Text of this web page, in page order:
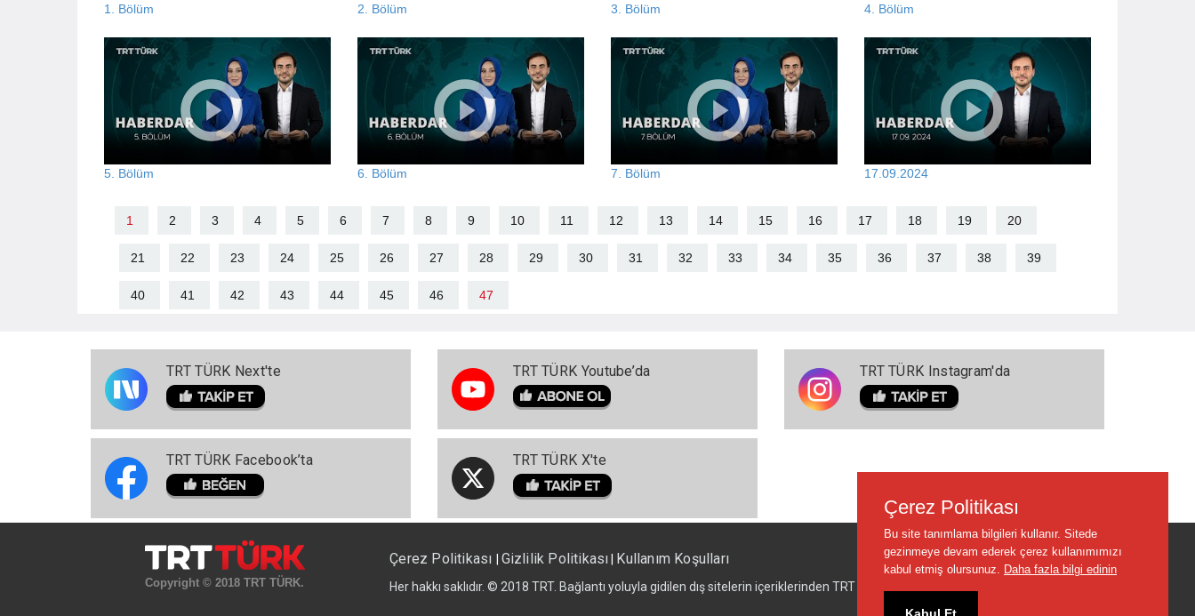
1. Bölüm 2. Bölüm 3. Bölüm 4. Bölüm
5. Bölüm 6. Bölüm 7. Bölüm 17.09.2024
1 2 3 4 5 6 7 8 9 10 11 12 13 14 15 16 17 18 19 20
21 22 23 24 25 26 27 28 29 30 31 32 33 34 35 36 37 38 39
40 41 42 43 44 45 46 47
TRT TÜRK Next'te
TRT TÜRK Facebook’ta
TRT TÜRK Youtube’da
TRT TÜRK X'te
TRT TÜRK Instagram'da
Copyright © 2018 TRT TÜRK.
Çerez Politikası Gizlilik Politikası Kullanım Koşulları
Her hakkı saklıdır. © 2018 TRT. Bağlantı yoluyla gidilen dış sitelerin içeriklerinden TRT sorumlu değildir.
Çerez Politikası
Bu site tanımlama bilgileri kullanır. Sitede
gezinmeye devam ederek çerez kullanımımızı
kabul etmiş olursunuz. Daha fazla bilgi edinin